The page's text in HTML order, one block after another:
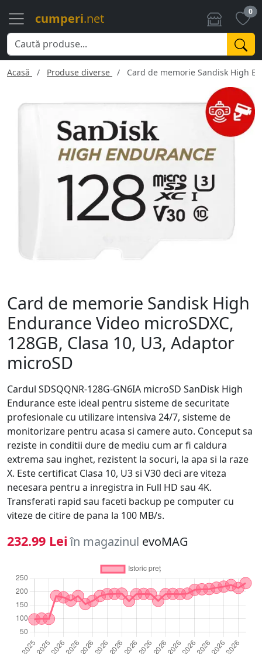
cumperi.net 0
Acasă Produse diverse Card de memorie Sandisk High
Card de memorie Sandisk High
Endurance Video microSDXC,
128GB, Clasa 10, U3, Adaptor
microSD
Cardul SDSQQNR-128G-GN6IA microSD SanDisk High
Endurance este ideal pentru sisteme de securitate
profesionale cu utilizare intensiva 24/7, sisteme de
monitorizare pentru acasa si camere auto. Conceput sa
reziste in conditii dure de mediu cum ar fi caldura
extrema sau inghet, rezistent la socuri, la apa si la raze
X. Este certificat Clasa 10, U3 si V30 deci are viteza
necesara pentru a inregistra in Full HD sau 4K.
Transferati rapid sau faceti backup pe computer cu
viteze de citire de pana la 100 MB/s.
232.99 Lei în magazinul evoMAG